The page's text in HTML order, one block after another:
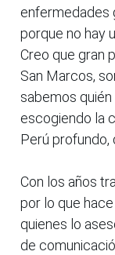
enfermedades
porque no hay
Creo que gran
San Marcos,
sabemos
escogiendo la
Perú profundo,
Con los años
por lo que
quienes lo
de